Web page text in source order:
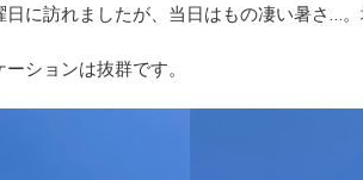
に訪れましたが、当日はもの凄い暑さ…
ションは抜群です。